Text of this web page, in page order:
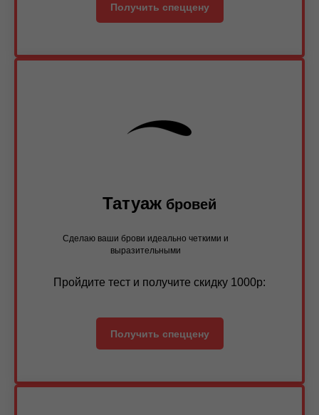
Получить спеццену
Татуаж бровей
Сделаю ваши брови идеально четкими и
выразительными
Пройдите тест и получите скидку 1000р:
Получить спеццену